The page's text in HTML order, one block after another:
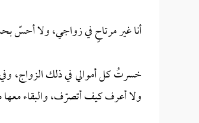
أنا غير مرتاحٍ في زواجي، ولا أحسّ
خسرتُ كل أموالي في ذلك الزواج،
ولا أعرف كيف أتصرّف، والبقاء